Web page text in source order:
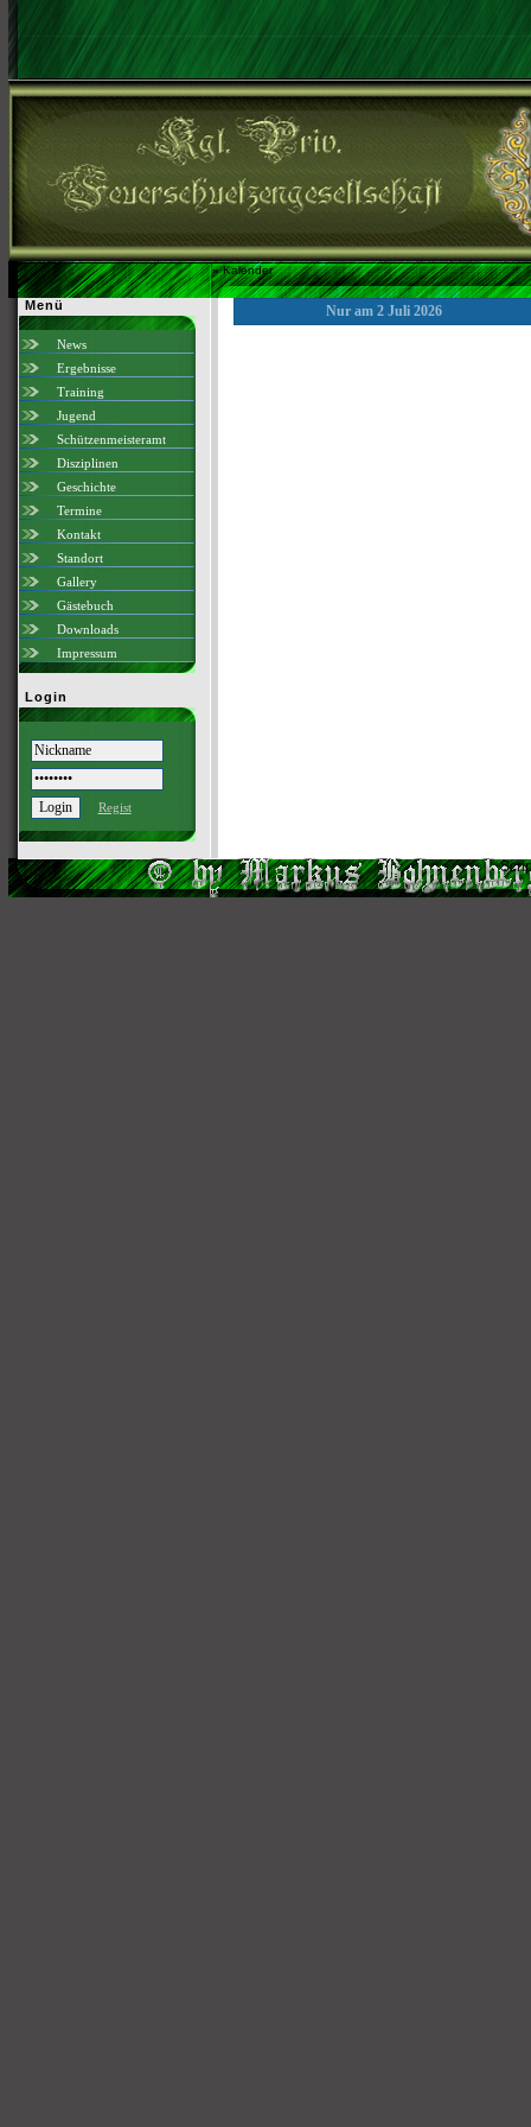
»Kalender
Menü
News
Ergebnisse
Training
Jugend
Schützenmeisteramt
Disziplinen
Geschichte
Termine
Kontakt
Standort
Gallery
Gästebuch
Downloads
Impressum
Login
Regist
Nur am 2 Juli 2026